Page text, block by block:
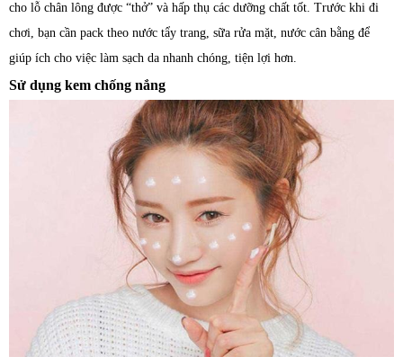
cho lỗ chân lông được “thở” và hấp thụ các dưỡng chất tốt. Trước khi đi
chơi, bạn cần pack theo nước tẩy trang, sữa rửa mặt, nước cân bằng để
giúp ích cho việc làm sạch da nhanh chóng, tiện lợi hơn.
Sử dụng kem chống nắng